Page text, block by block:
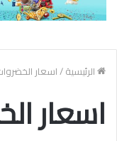
الرئيسية/اسعار
اسعار